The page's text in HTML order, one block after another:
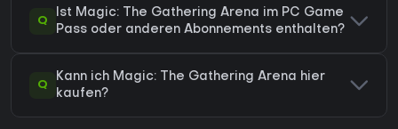
Q
Ist Magic: The Gathering Arena im PC Game
Pass oder anderen Abonnements enthalten?
Q
Kann ich Magic: The Gathering Arena hier
kaufen?